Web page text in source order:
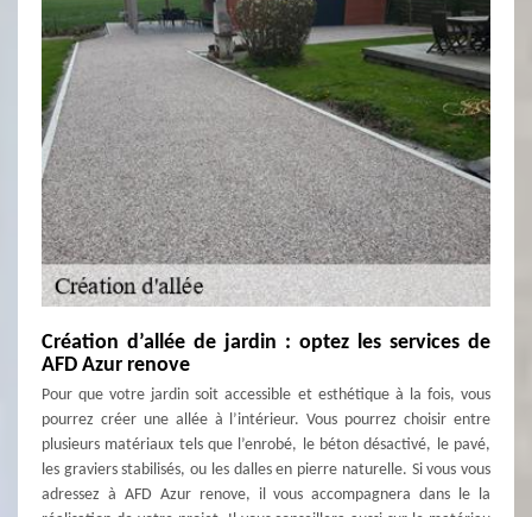
Création d’allée de jardin : optez les services de
AFD Azur renove
Pour que votre jardin soit accessible et esthétique à la fois, vous
pourrez créer une allée à l’intérieur. Vous pourrez choisir entre
plusieurs matériaux tels que l’enrobé, le béton désactivé, le pavé,
les graviers stabilisés, ou les dalles en pierre naturelle. Si vous vous
adressez à AFD Azur renove, il vous accompagnera dans le la